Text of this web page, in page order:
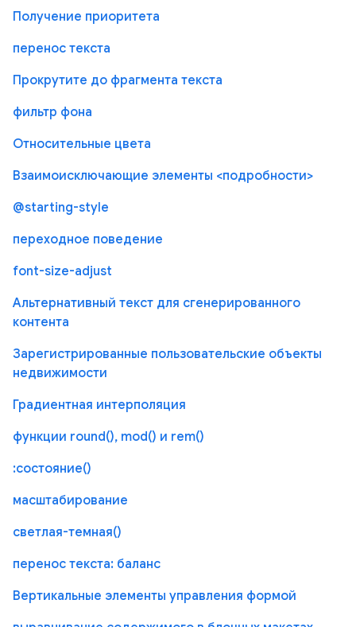
Получение приоритета
перенос текста
Прокрутите до фрагмента текста
фильтр фона
Относительные цвета
Взаимоисключающие элементы <подробности>
@starting-style
переходное поведение
font-size-adjust
Альтернативный текст для сгенерированного
контента
Зарегистрированные пользовательские объекты
недвижимости
Градиентная интерполяция
функции round(), mod() и rem()
:состояние()
масштабирование
светлая-темная()
перенос текста: баланс
Вертикальные элементы управления формой